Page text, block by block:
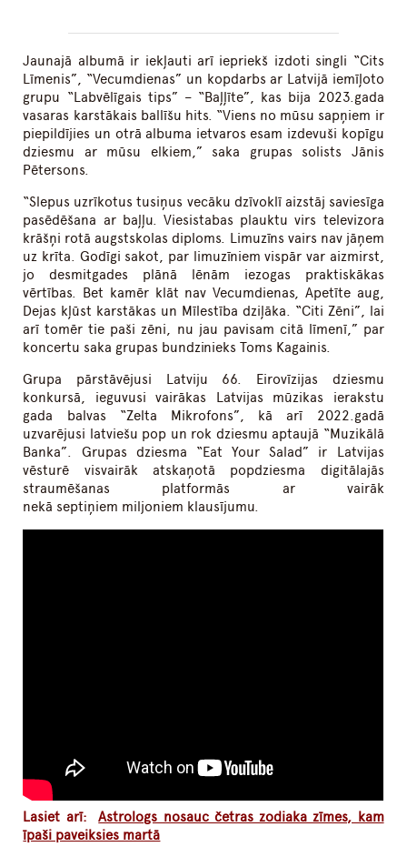
Jaunajā albumā ir iekļauti arī iepriekš izdoti singli “Cits
Līmenis”, “Vecumdienas” un kopdarbs ar Latvijā iemīļoto
grupu “Labvēlīgais tips” – “Baļļīte”, kas bija 2023.gada
vasaras karstākais ballīšu hits. “Viens no mūsu sapņiem ir
piepildījies un otrā albuma ietvaros esam izdevuši kopīgu
dziesmu ar mūsu elkiem,” saka grupas solists Jānis
Pētersons.
“Slepus uzrīkotus tusiņus vecāku dzīvoklī aizstāj saviesīga
pasēdēšana ar baļļu. Viesistabas plauktu virs televizora
krāšņi rotā augstskolas diploms. Limuzīns vairs nav jāņem
uz krīta. Godīgi sakot, par limuzīniem vispār var aizmirst,
jo desmitgades plānā lēnām iezogas praktiskākas
vērtības. Bet kamēr klāt nav Vecumdienas, Apetīte aug,
Dejas kļūst karstākas un Mīlestība dziļāka. “Citi Zēni”, lai
arī tomēr tie paši zēni, nu jau pavisam citā līmenī,” par
koncertu saka grupas bundzinieks Toms Kagainis.
Grupa pārstāvējusi Latviju 66. Eirovīzijas dziesmu
konkursā, ieguvusi vairākas Latvijas mūzikas ierakstu
gada balvas “Zelta Mikrofons”, kā arī 2022.gadā
uzvarējusi latviešu pop un rok dziesmu aptaujā “Muzikālā
Banka”. Grupas dziesma “Eat Your Salad” ir Latvijas
vēsturē visvairāk atskaņotā popdziesma digitālajās
straumēšanas platformās ar vairāk
nekā septiņiem miljoniem klausījumu.
Lasiet arī:Astrologs nosauc četras zodiaka zīmes, kam
īpaši paveiksies martā